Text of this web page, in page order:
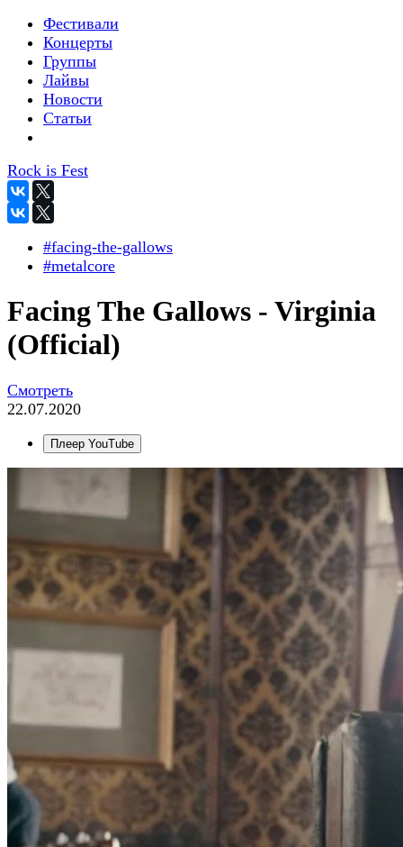
Фестивали
Концерты
Группы
Лайвы
Новости
Статьи
Rock is Fest
#facing-the-gallows
#metalcore
Facing The Gallows - Virginia
(Official)
Смотреть
22.07.2020
Плеер YouTube